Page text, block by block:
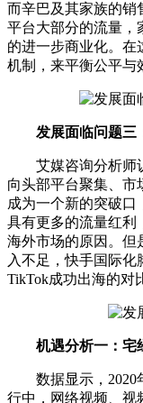
而辛巴及其家族的销
平台大部分的流量，
的进一步商业化。在
机制，来平衡公平与
发展面临问题三
艾媒咨询分析师认
向头部平台聚集、市
成为一个新的突破口
具有更多的流量红利
海外市场的原因。但
入不足，快手国际
TikTok成功出海的对
机遇分析一：宅
数据显示，2020
行中，网络视频、视